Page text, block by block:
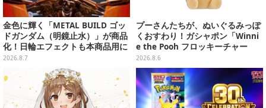
金色に輝く「METAL BUILD ゴッ
ドガンダム（明鏡止水）」が商品
化！日輪エフェクトも本商品用に
刷新した豪華仕様
2026.8.7
プーさんたちが、ぬいぐるみっぽ
くおすわり！ガシャポン「Winni
e the Pooh フロッキーチャー
ム」ふわふわでどれも可愛い全4
種
2026.8.6